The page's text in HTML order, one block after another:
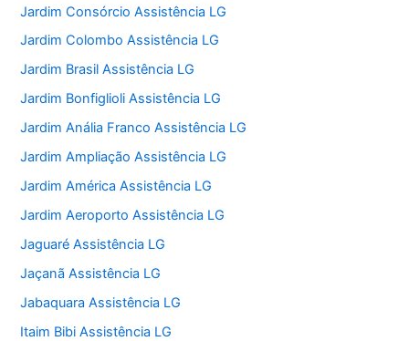
Jardim Consórcio Assistência LG
Jardim Colombo Assistência LG
Jardim Brasil Assistência LG
Jardim Bonfiglioli Assistência LG
Jardim Anália Franco Assistência LG
Jardim Ampliação Assistência LG
Jardim América Assistência LG
Jardim Aeroporto Assistência LG
Jaguaré Assistência LG
Jaçanã Assistência LG
Jabaquara Assistência LG
Itaim Bibi Assistência LG